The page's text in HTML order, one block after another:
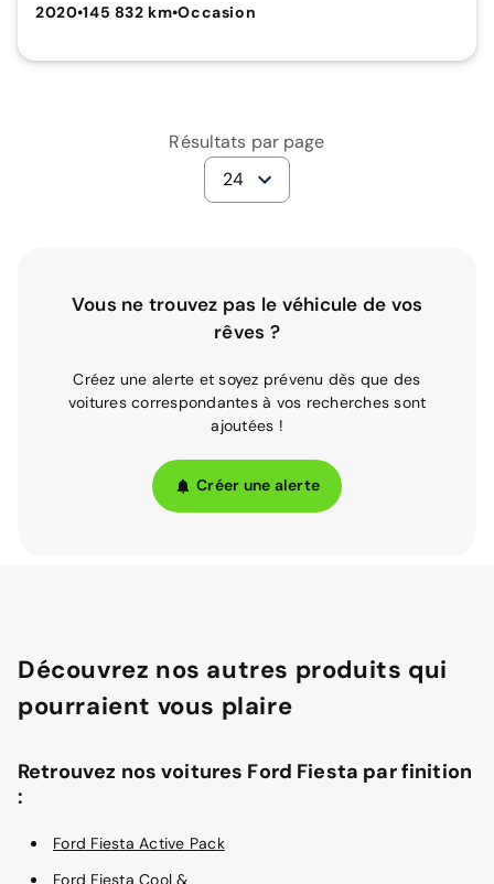
2020•145 832 km•Occasion
Résultats par page
24
Vous ne trouvez pas le véhicule de vos
rêves ?
Créez une alerte et soyez prévenu dès que des
voitures correspondantes à vos recherches sont
ajoutées !
Créer une alerte
Découvrez nos autres produits qui
pourraient vous plaire
Retrouvez nos voitures Ford Fiesta par finition
:
Ford Fiesta Active Pack
Ford Fiesta Cool &